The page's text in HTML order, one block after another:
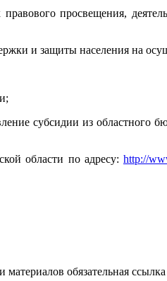
просвещения,
и защиты населения на
субсидии из областного
области по адресу: http://
обязательная